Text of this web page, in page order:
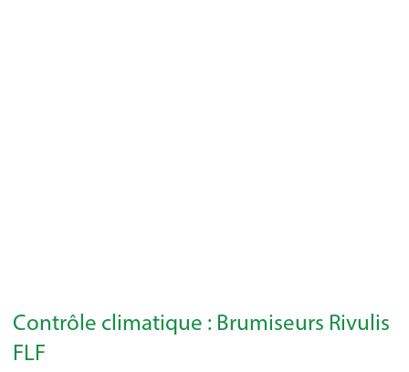
Contrôle climatique : Brumiseurs Rivulis
FLF